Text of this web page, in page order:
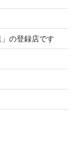
の登録店です